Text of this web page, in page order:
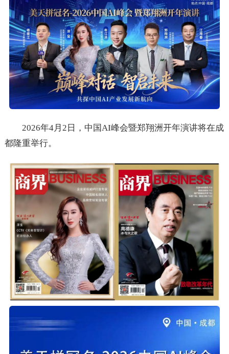
2026年4月2日，中国AI峰会暨郑翔洲开年演讲将在成
都隆重举行。